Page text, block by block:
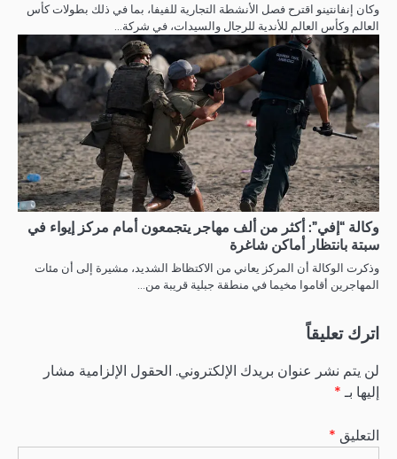
وكان إنفانتينو اقترح فصل الأنشطة التجارية للفيفا، بما في ذلك بطولات كأس
العالم وكأس العالم للأندية للرجال والسيدات، في شركة…
وكالة “إفي”: أكثر من ألف مهاجر يتجمعون أمام مركز إيواء في
سبتة بانتظار أماكن شاغرة
وذكرت الوكالة أن المركز يعاني من الاكتظاظ الشديد، مشيرة إلى أن مئات
المهاجرين أقاموا مخيما في منطقة جبلية قريبة من…
اترك تعليقاً
لن يتم نشر عنوان بريدك الإلكتروني. الحقول الإلزامية مشار
إليها بـ*
التعليق *